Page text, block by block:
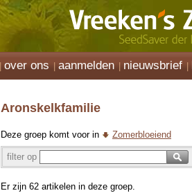
over ons aanmelden nieuwsbrief
Aronskelkfamilie
Deze groep komt voor in Zomerbloeiend
filter op
Er zijn 62 artikelen in deze groep.